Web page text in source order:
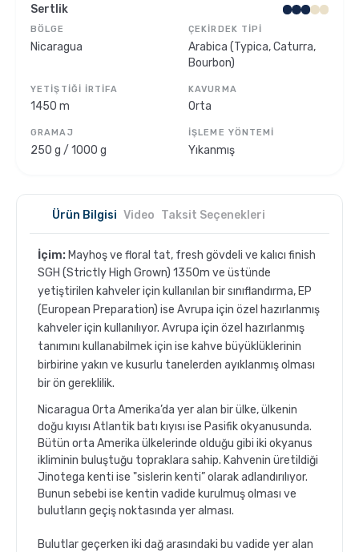
Sporcu Kahveleri
Sertlik
BÖLGE
Nicaragua
ÇEKIRDEK TIPI
Arabica (Typica, Caturra,
Bourbon)
YETIŞTIĞI İRTIFA
1450 m
KAVURMA
Orta
GRAMAJ
250 g / 1000 g
İŞLEME YÖNTEMI
Yıkanmış
Ürün Bilgisi Video Taksit Seçenekleri
İçim: Mayhoş ve floral tat, fresh gövdeli ve kalıcı finish
SGH (Strictly High Grown) 1350m ve üstünde
yetiştirilen kahveler için kullanılan bir sınıflandırma, EP
(European Preparation) ise Avrupa için özel hazırlanmış
kahveler için kullanılıyor. Avrupa için özel hazırlanmış
tanımını kullanabilmek için ise kahve büyüklüklerinin
birbirine yakın ve kusurlu tanelerden ayıklanmış olması
bir ön gereklilik.
Nicaragua Orta Amerika’da yer alan bir ülke, ülkenin
doğu kıyısı Atlantik batı kıyısı ise Pasifik okyanusunda.
Bütün orta Amerika ülkelerinde olduğu gibi iki okyanus
ikliminin buluştuğu topraklara sahip. Kahvenin üretildiği
Jinotega kenti ise "sislerin kenti” olarak adlandırılıyor.
Bunun sebebi ise kentin vadide kurulmuş olması ve
bulutların geçiş noktasında yer alması.
Bulutlar geçerken iki dağ arasındaki bu vadide yer alan